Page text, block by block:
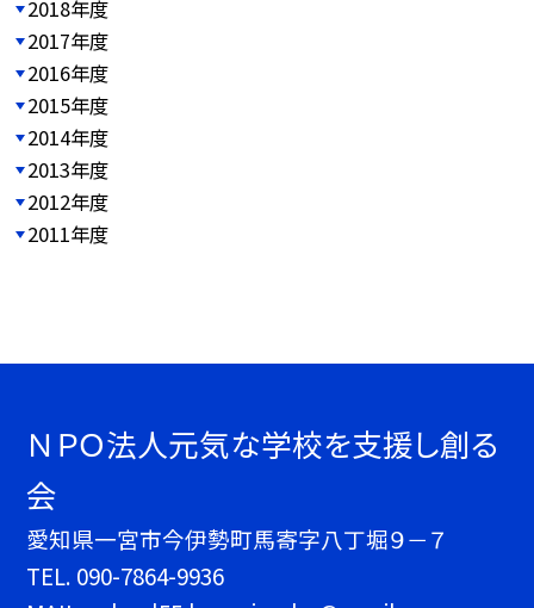
2018年度
2017年度
2016年度
2015年度
2014年度
2013年度
2012年度
2011年度
ＮＰＯ法人元気な学校を支援し創る
会
愛知県一宮市今伊勢町馬寄字八丁堀９－７
TEL. 090-7864-9936